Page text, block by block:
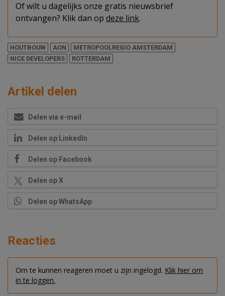
Of wilt u dagelijks onze gratis nieuwsbrief
ontvangen? Klik dan op deze link.
HOUTBOUW AON
METROPOOLREGIO AMSTERDAM
NICE DEVELOPERS
ROTTERDAM
Artikel delen
Delen via e-mail
Delen op LinkedIn
Delen op Facebook
Delen op X
Delen op WhatsApp
Reacties
Om te kunnen reageren moet u zijn ingelogd. Klik hier om
in te loggen.